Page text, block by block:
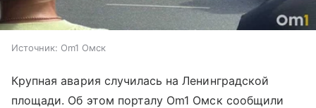
Источник: Om1 Омск
Крупная авария случилась на Ленинградской
площади. Об этом порталу Om1 Омск сообщили